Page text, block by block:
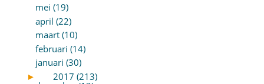
mei (19)
april (22)
maart (10)
februari (14)
januari (30)
►
2017 (213)